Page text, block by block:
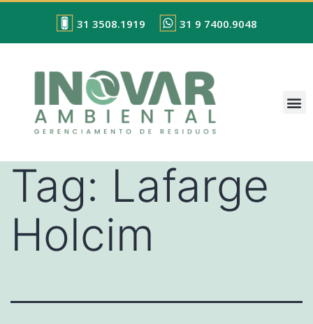
31 3508.1919 31 9 7400.9048
Tag: Lafarge
Holcim